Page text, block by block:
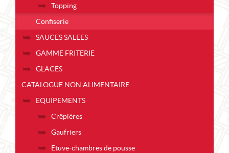
Topping
Confiserie
SAUCES SALEES
GAMME FRITERIE
GLACES
CATALOGUE NON ALIMENTAIRE
EQUIPEMENTS
Crêpières
Gaufriers
Etuve-chambres de pousse